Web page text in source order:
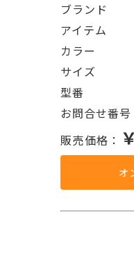
ブランド
アイテム
カラー
サイズ
型番
お問合せ番
販売価格：
オ